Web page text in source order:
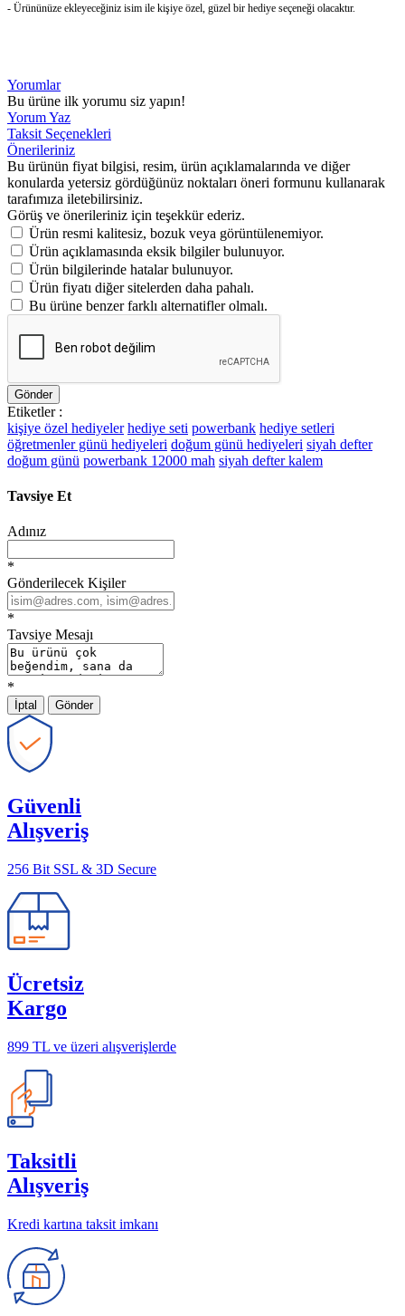
- Ürününüze ekleyeceğiniz isim ile kişiye özel, güzel bir hediye seçeneği olacaktır.
Yorumlar
Bu ürüne ilk yorumu siz yapın!
Yorum Yaz
Taksit Seçenekleri
Önerileriniz
Bu ürünün fiyat bilgisi, resim, ürün açıklamalarında ve diğer
konularda yetersiz gördüğünüz noktaları öneri formunu kullanarak
tarafımıza iletebilirsiniz.
Görüş ve önerileriniz için teşekkür ederiz.
Ürün resmi kalitesiz, bozuk veya görüntülenemiyor.
Ürün açıklamasında eksik bilgiler bulunuyor.
Ürün bilgilerinde hatalar bulunuyor.
Ürün fiyatı diğer sitelerden daha pahalı.
Bu ürüne benzer farklı alternatifler olmalı.
Gönder
Etiketler :
kişiye özel hediyeler hediye seti powerbank hediye setleri
öğretmenler günü hediyeleri doğum günü hediyeleri siyah defter
doğum günü powerbank 12000 mah siyah defter kalem
Tavsiye Et
Adınız
*
Gönderilecek Kişiler
*
Tavsiye Mesajı
*
İptal Gönder
Güvenli
Alışveriş
256 Bit SSL & 3D Secure
Ücretsiz
Kargo
899 TL ve üzeri alışverişlerde
Taksitli
Alışveriş
Kredi kartına taksit imkanı